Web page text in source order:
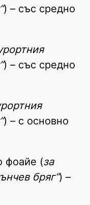
) – със средно
) – със средно
) – с основно
фоайе (за
бряг“) –